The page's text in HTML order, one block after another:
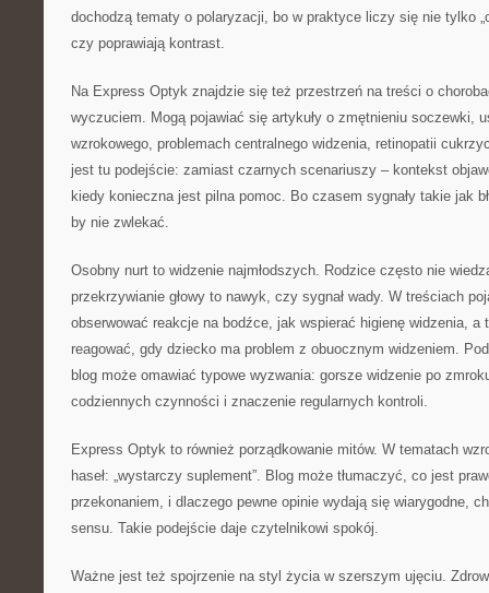
dochodzą tematy o polaryzacji, bo w praktyce liczy się nie tylko
czy poprawiają kontrast.
Na Express Optyk znajdzie się też przestrzeń na treści o
wyczuciem. Mogą pojawiać się artykuły o zmętnieniu soczewki,
wzrokowego, problemach centralnego widzenia, retinopatii
jest tu podejście: zamiast czarnych scenariuszy – kontekst
kiedy konieczna jest pilna pomoc. Bo czasem sygnały takie jak
by nie zwlekać.
Osobny nurt to widzenie najmłodszych. Rodzice często nie
przekrzywianie głowy to nawyk, czy sygnał wady. W treściach
obserwować reakcje na bodźce, jak wspierać higienę widzenia, a
reagować, gdy dziecko ma problem z obuocznym widzeniem.
blog może omawiać typowe wyzwania: gorsze widzenie po
codziennych czynności i znaczenie regularnych kontroli.
Express Optyk to również porządkowanie mitów. W tematach
haseł: „wystarczy suplement”. Blog może tłumaczyć, co jest
przekonaniem, i dlaczego pewne opinie wydają się wiarygodne,
sensu. Takie podejście daje czytelnikowi spokój.
Ważne jest też spojrzenie na styl życia w szerszym ujęciu.